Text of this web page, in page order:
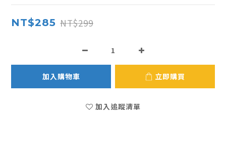
NT$285 NT$299
加入購物車 立即購買
加入追蹤清單